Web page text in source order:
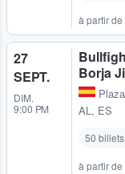
à partir de
27
SEPT.
DIM.
9:00 PM
Borja
AL, ES
50
à partir de